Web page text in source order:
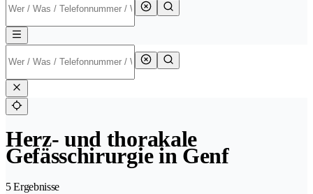
Herz- und thorakale
Gefässchirurgie in Genf
5 Ergebnisse